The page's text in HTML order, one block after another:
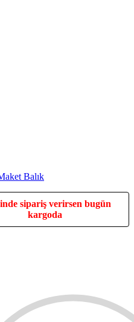
Balık
sipariş verirsen bugün
kargoda